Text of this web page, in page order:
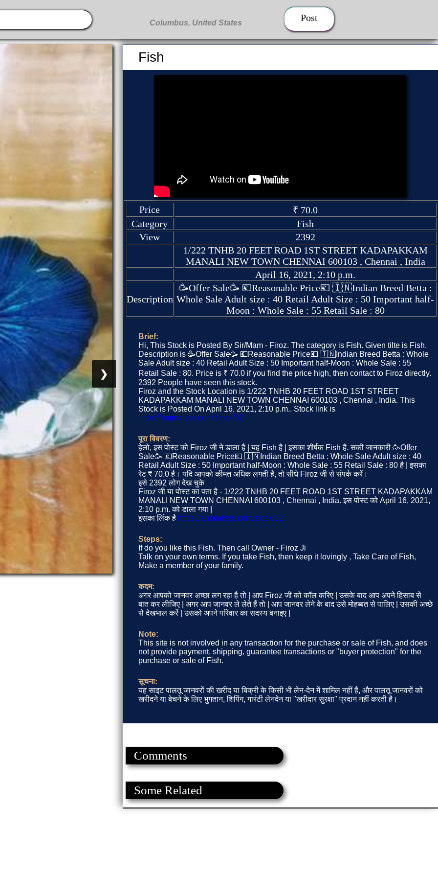
Post
❯
Fish
Price
₹ 70.0
Category
Fish
View
2392
1/222 TNHB 20 FEET ROAD 1ST STREET KADAPAKKAM
MANALI NEW TOWN CHENNAI 600103 , Chennai , India
April 16, 2021, 2:10 p.m.
Description
🥳Offer Sale🥳 💶Reasonable Price💶 🇮🇳Indian Breed Betta :
Whole Sale Adult size : 40 Retail Adult Size : 50 Important half-
Moon : Whole Sale : 55 Retail Sale : 80
Brief:
Hi, This Stock is Posted By Sir/Mam - Firoz. The category is Fish. Given tilte is Fish.
Description is 🥳Offer Sale🥳 💶Reasonable Price💶 🇮🇳Indian Breed Betta : Whole
Sale Adult size : 40 Retail Adult Size : 50 Important half-Moon : Whole Sale : 55
Retail Sale : 80. Price is ₹ 70.0 if you find the price high, then contact to Firoz directly.
2392 People have seen this stock.
Firoz and the Stock Location is 1/222 TNHB 20 FEET ROAD 1ST STREET
KADAPAKKAM MANALI NEW TOWN CHENNAI 600103 , Chennai , India. This
Stock is Posted On April 16, 2021, 2:10 p.m.. Stock link is
https://animalsss.com/stock/52
पूरा विवरण:
हेलो, इस पोस्ट को Firoz जी ने डाला है | यह Fish है | इसका शीर्षक Fish है. सकी जानकारी 🥳Offer
Sale🥳 💶Reasonable Price💶 🇮🇳Indian Breed Betta : Whole Sale Adult size : 40
Retail Adult Size : 50 Important half-Moon : Whole Sale : 55 Retail Sale : 80 है | इसका
रेट ₹ 70.0 है। यदि आपको कीमत अधिक लगती है, तो सीधे Firoz जी से संपर्क करें।
इसे 2392 लोग देख चुके
Firoz जी या पोस्ट का पता है - 1/222 TNHB 20 FEET ROAD 1ST STREET KADAPAKKAM
MANALI NEW TOWN CHENNAI 600103 , Chennai , India. इस पोस्ट को April 16, 2021,
2:10 p.m. को डाला गया |
इसका लिंक है https://animalsss.com/stock/52
Steps:
If do you like this Fish. Then call Owner - Firoz Ji
Talk on your own terms. If you take Fish, then keep it lovingly , Take Care of Fish,
Make a member of your family.
कदम:
अगर आपको जानवर अच्छा लग रहा है तो | आप Firoz जी को कॉल करिए | उसके बाद आप अपने हिसाब से
बात कर लीजिए | अगर आप जानवर ले लेते हैं तो | आप जानवर लेने के बाद उसे मोहब्बत से पालिए | उसकी अच्छे
से देखभाल करें | उसको अपने परिवार का सदस्य बनाइए |
Note:
This site is not involved in any transaction for the purchase or sale of Fish, and does
not provide payment, shipping, guarantee transactions or "buyer protection" for the
purchase or sale of Fish.
सूचना:
यह साइट पालतू जानवरों की खरीद या बिक्री के किसी भी लेन-देन में शामिल नहीं है, और पालतू जानवरों को
खरीदने या बेचने के लिए भुगतान, शिपिंग, गारंटी लेनदेन या "खरीदार सुरक्षा" प्रदान नहीं करती है।
Comments
Some Related